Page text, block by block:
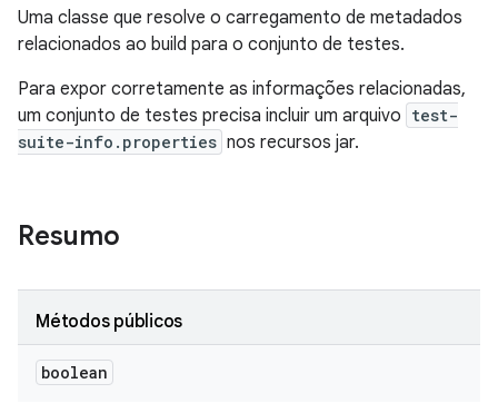
Uma classe que resolve o carregamento de metadados
relacionados ao build para o conjunto de testes.
Para expor corretamente as informações relacionadas,
um conjunto de testes precisa incluir um arquivo test-
suite-info.properties nos recursos jar.
Resumo
Métodos públicos
boolean